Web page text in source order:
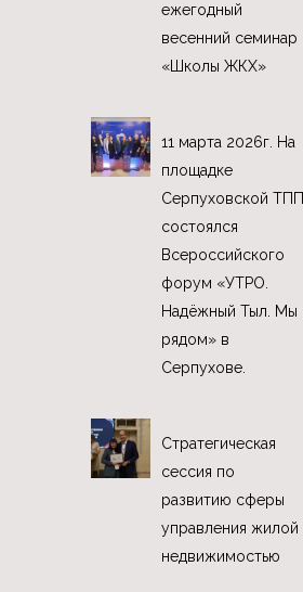
ежегодный
весенний семинар
«Школы ЖКХ»
11 марта 2026г. На
площадке
Серпуховской ТПП
состоялся
Всероссийского
форум «УТРО.
Надёжный Тыл. Мы
рядом» в
Серпухове.
Стратегическая
сессия по
развитию сферы
управления жилой
недвижимостью